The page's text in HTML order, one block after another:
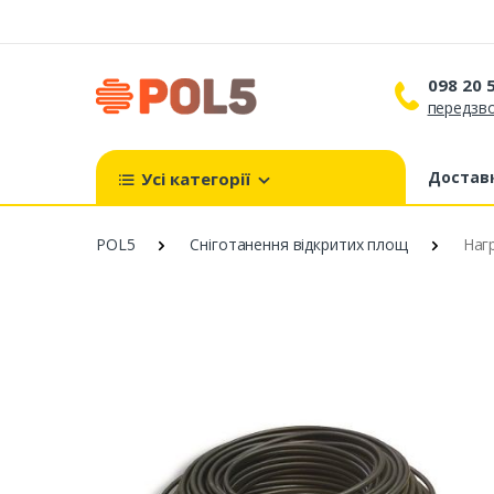
098 20
098
093
Усі категорії
POL5 Сніготанення відкритих площ